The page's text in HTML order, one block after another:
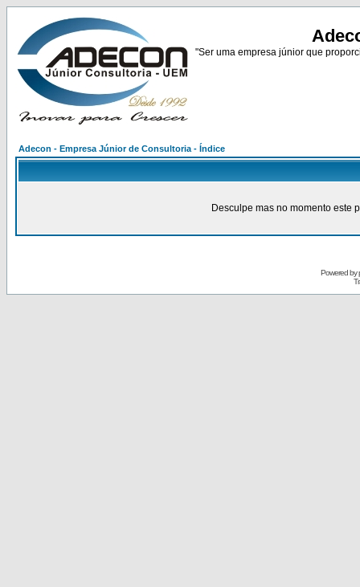
"Ser uma empresa júnior que
Adecon - Empresa Júnior de Consultoria - Índice
Desculpe mas no momento este
Powered by